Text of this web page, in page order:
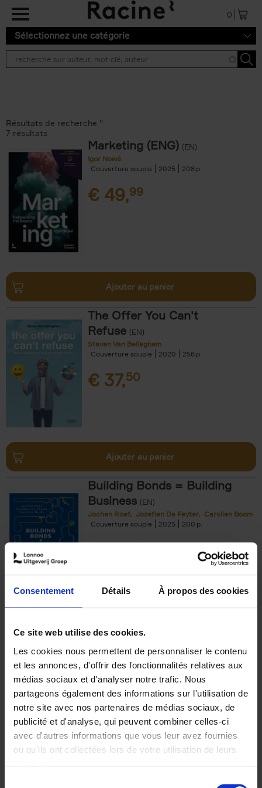
Consentement Détails À propos des cookies
Ce site web utilise des cookies.
Les cookies nous permettent de personnaliser le contenu
et les annonces, d'offrir des fonctionnalités relatives aux
médias sociaux et d'analyser notre trafic. Nous
partageons également des informations sur l'utilisation de
notre site avec nos partenaires de médias sociaux, de
publicité et d'analyse, qui peuvent combiner celles-ci
avec d'autres informations que vous leur avez fournies
ou qu'ils ont collectées lors de votre utilisation de leurs
Aller au contenu principal
0
Sélectionnez une catégorie
Résultats de recherche ''
7 résultats
Marketing (ENG) (EN)
Igor Nowé
Couverture souple
2025 208
€ 49,99
Ajouter au panier
The Offer You Can't
Refuse (EN)
Steven Van Belleghem
Couverture souple
2020 256
€ 37,50
Ajouter au panier
Building Bonds = Building
Business (EN)
Jochen Roef Jozefien De Feyter
Carolien Boom
Couverture souple
2025 200
€29,99
Optichannel Retail. Beyond
the Digital Hysteria
Gino Van Ossel
Autre finition
2019 350
€29,99